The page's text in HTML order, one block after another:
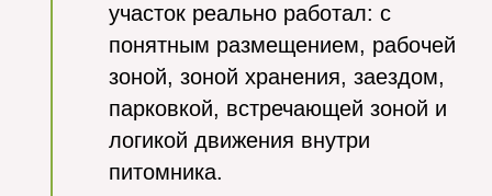
участок реально работал: с
понятным размещением, рабочей
зоной, зоной хранения, заездом,
парковкой, встречающей зоной и
логикой движения внутри
питомника.